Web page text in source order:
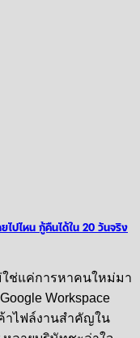
ปไหน กู้คืนได้ใน 20 วันจริง
ช่แค่การหาคนใหม่มา
Workspace
าไฟล์งานสำคัญใน